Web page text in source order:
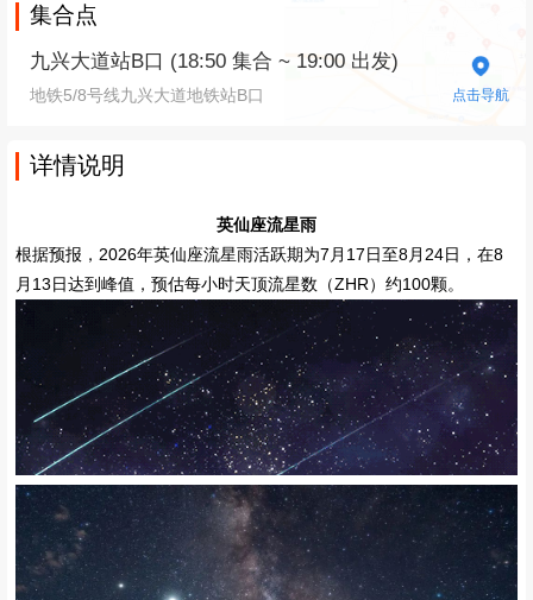
集合点
九兴大道站B口 (18:50 集合 ~ 19:00 出发)
地铁5/8号线九兴大道地铁站B口 点击导航
详情说明
英仙座流星雨
根据预报，2026年英仙座流星雨活跃期为7月17日至8月24日，在8
月13日达到峰值，预估每小时天顶流星数（ZHR）约100颗。